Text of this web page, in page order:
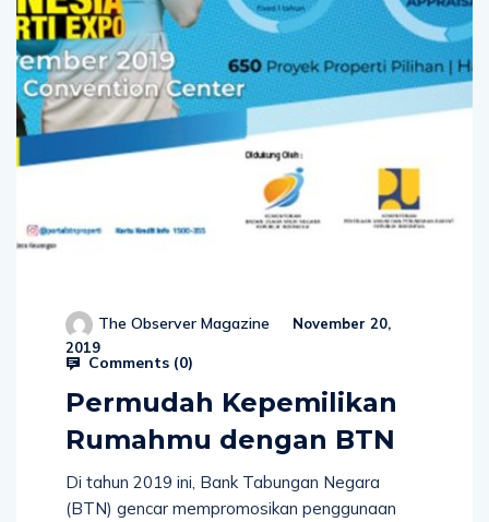
The Observer Magazine
November 20,
2019
Comments (0)
Permudah Kepemilikan
Rumahmu dengan BTN
Di tahun 2019 ini, Bank Tabungan Negara
(BTN) gencar mempromosikan penggunaan